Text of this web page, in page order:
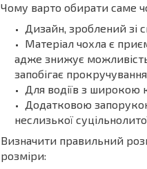
Чому варто обирати саме
Дизайн, зроблений зі
Матеріал чохла є
адже знижує
запобігає
Для водіїв з широкою
Додатковою запорукою
неслизької
Визначити правильний
розміри: